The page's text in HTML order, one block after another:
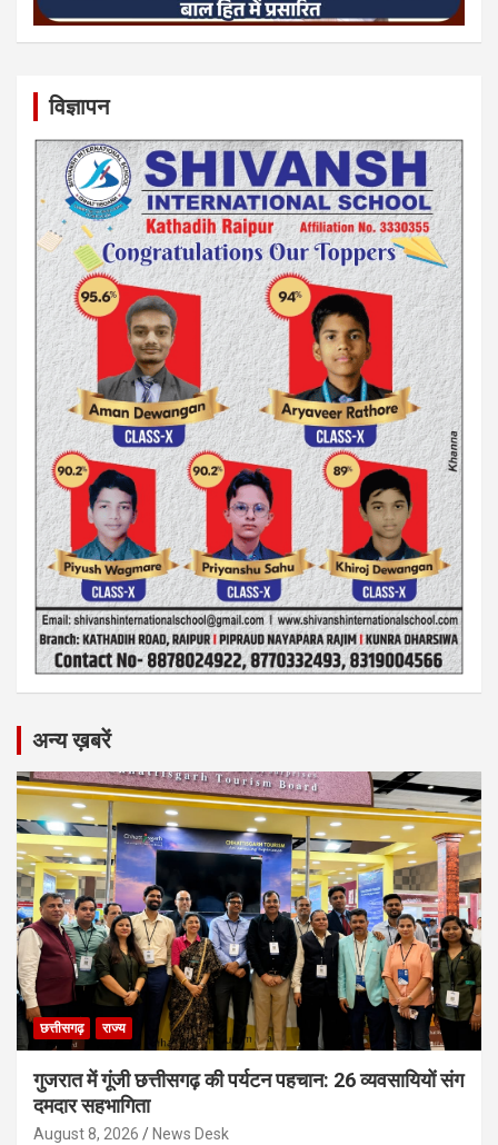
विज्ञापन
अन्य ख़बरें
छत्तीसगढ़ राज्य
गुजरात में गूंजी छत्तीसगढ़ की पर्यटन पहचान: 26 व्यवसायियों संग
दमदार सहभागिता
August 8, 2026 News Desk